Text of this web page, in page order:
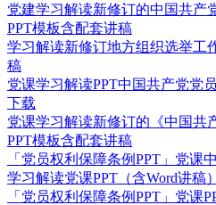
党建学习解读新修订的中国共产
PPT模板含配套讲稿
学习解读新修订地方组织选举工
稿
党课学习解读PPT中国共产党党
下载
党课学习解读新修订的《中国共
PPT模板含配套讲稿
「党员权利保障条例PPT」党课
学习解读党课PPT（含Word讲稿）
「党员权利保障条例PPT」党课